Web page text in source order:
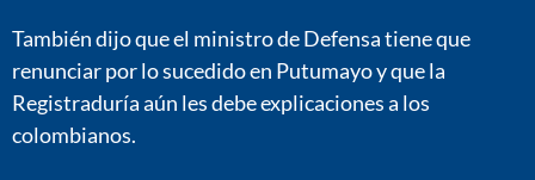
También dijo que el ministro de Defensa tiene que
renunciar por lo sucedido en Putumayo y que la
Registraduría aún les debe explicaciones a los
colombianos.